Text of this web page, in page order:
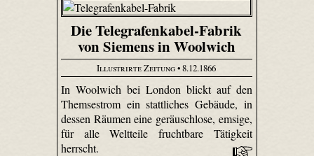
Die Telegrafenkabel-Fabrik
von Siemens in Woolwich
Illustrirte Zeitung• 8.12.1866
In Woolwich bei London blickt auf den
Themsestrom ein stattliches Gebäude, in
dessen Räumen eine geräuschlose, emsige,
für alle Weltteile fruchtbare Tätigkeit
herrscht.